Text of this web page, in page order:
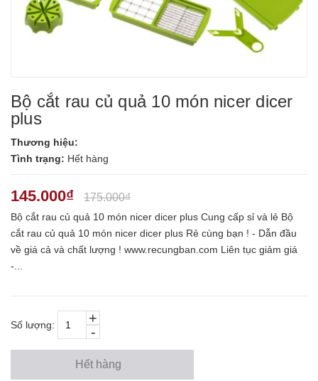
Bộ cắt rau củ quả 10 món nicer dicer
plus
Thương hiệu:
Tình trạng: Hết hàng
145.000₫ 175.000₫
Bộ cắt rau củ quả 10 món nicer dicer plus Cung cấp sỉ và lẻ Bộ
cắt rau củ quả 10 món nicer dicer plus Rẻ cùng bạn ! - Dẫn đầu
về giá cả và chất lượng ! www.recungban.com Liên tục giảm giá
-...
Số lượng: -
+
Hết hàng